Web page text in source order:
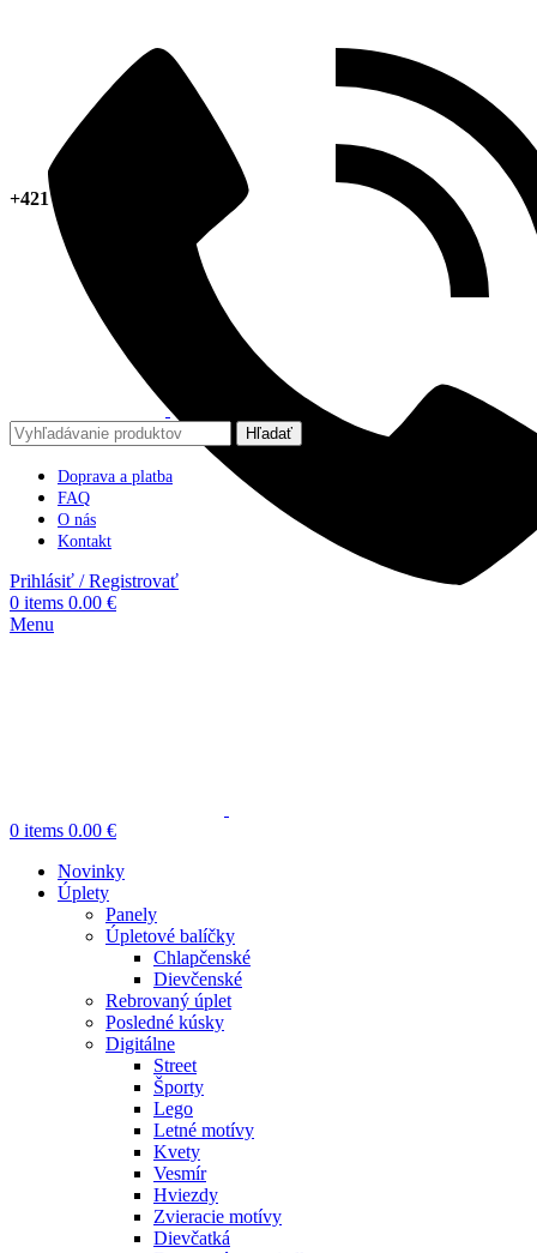
+421 918 378 267
Hľadať
Doprava a platba
FAQ
O nás
Kontakt
Prihlásiť / Registrovať
0 items 0.00 €
Menu
0 items 0.00 €
Novinky
Úplety
Panely
Úpletové balíčky
Chlapčenské
Dievčenské
Rebrovaný úplet
Posledné kúsky
Digitálne
Street
Športy
Lego
Letné motívy
Kvety
Vesmír
Hviezdy
Zvieracie motívy
Dievčatká